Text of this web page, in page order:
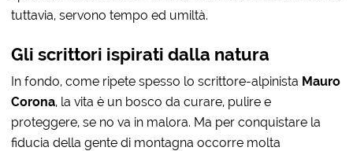
tuttavia, servono tempo ed umiltà.
Gli scrittori ispirati dalla natura
In fondo, come ripete spesso lo scrittore-alpinista Mauro
Corona, la vita è un bosco da curare, pulire e
proteggere, se no va in malora. Ma per conquistare la
fiducia della gente di montagna occorre molta